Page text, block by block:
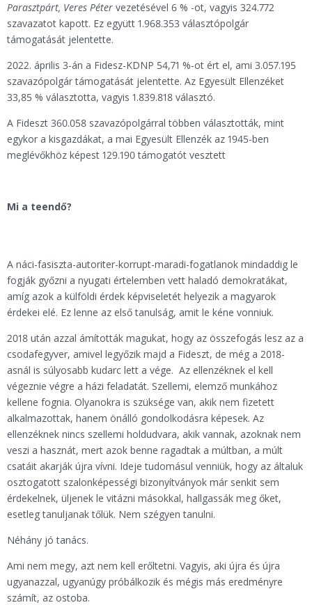
Parasztpárt, Veres Péter vezetésével 6 % -ot, vagyis 324.772
szavazatot kapott. Ez együtt 1.968.353 választópolgár
támogatását jelentette.
2022. április 3-án a Fidesz-KDNP 54,71 %-ot ért el, ami 3.057.195
szavazópolgár támogatását jelentette. Az Egyesült Ellenzéket
33,85 % választotta, vagyis 1.839.818 választó.
A Fideszt 360.058 szavazópolgárral többen választották, mint
egykor a kisgazdákat, a mai Egyesült Ellenzék az 1945-ben
meglévőkhöz képest 129.190 támogatót vesztett
Mi a teendő?
A náci-fasiszta-autoriter-korrupt-maradi-fogatlanok mindaddig le
fogják győzni a nyugati értelemben vett haladó demokratákat,
amíg azok a külföldi érdek képviseletét helyezik a magyarok
érdekei elé. Ez lenne az első tanulság, amit le kéne vonniuk.
2018 után azzal ámították magukat, hogy az összefogás lesz az a
csodafegyver, amivel legyőzik majd a Fideszt, de még a 2018-
asnál is súlyosabb kudarc lett a vége. Az ellenzéknek el kell
végeznie végre a házi feladatát. Szellemi, elemző munkához
kellene fognia. Olyanokra is szüksége van, akik nem fizetett
alkalmazottak, hanem önálló gondolkodásra képesek. Az
ellenzéknek nincs szellemi holdudvara, akik vannak, azoknak nem
veszi a hasznát, mert azok benne ragadtak a múltban, a múlt
csatáit akarják újra vívni. Ideje tudomásul venniük, hogy az általuk
osztogatott szalonképességi bizonyítványok már senkit sem
érdekelnek, üljenek le vitázni másokkal, hallgassák meg őket,
esetleg tanuljanak tőlük. Nem szégyen tanulni.
Néhány jó tanács.
Ami nem megy, azt nem kell erőltetni. Vagyis, aki újra és újra
ugyanazzal, ugyanúgy próbálkozik és mégis más eredményre
számít, az ostoba.